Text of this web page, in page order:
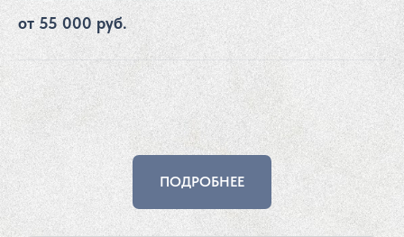
от 55 000 руб.
ПОДРОБНЕЕ